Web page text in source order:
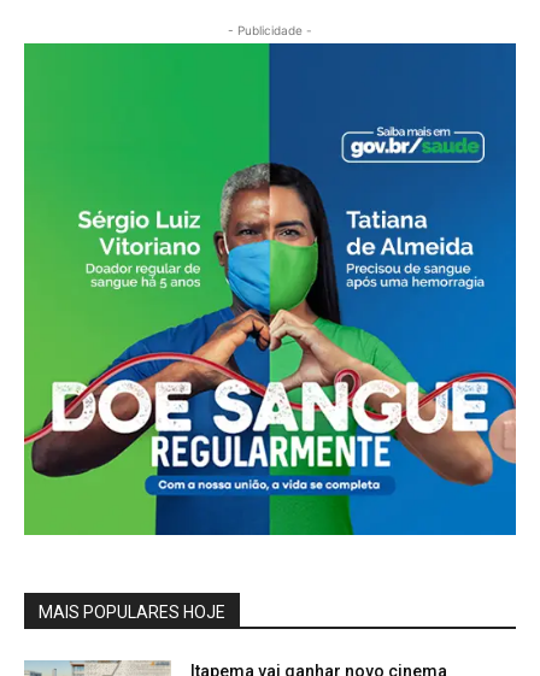
- Publicidade -
MAIS POPULARES HOJE
Itapema vai ganhar novo cinema